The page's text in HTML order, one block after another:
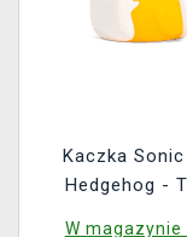
Kaczka
Hedgehog -
W